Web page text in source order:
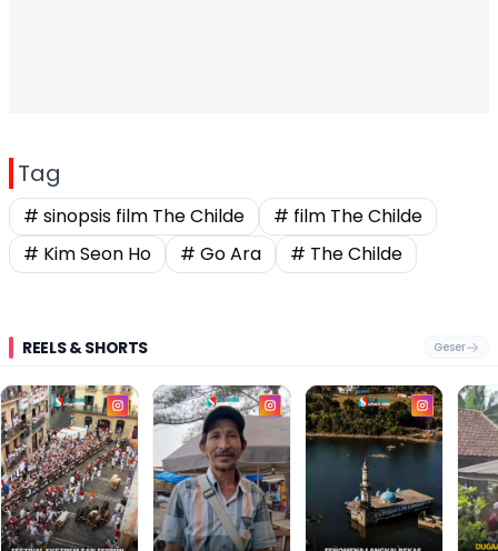
Tag
# sinopsis film The Childe
# film The Childe
# Kim Seon Ho
# Go Ara # The Childe
REELS & SHORTS Geser